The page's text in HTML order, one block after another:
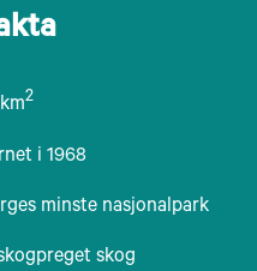
2
i 1968
minste nasjonalpark
skog